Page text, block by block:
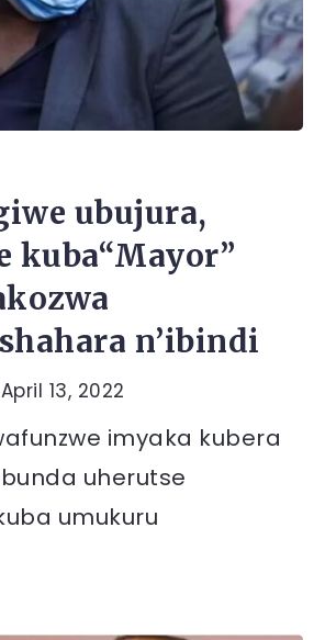
ubujura,
kuba“Mayor”
n’ibindi
April 13, 2022
imyaka kubera
uherutse
umukuru